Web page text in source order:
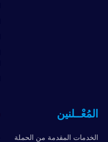
المُعْــلنين
الخدمات المقدمة من الحملة